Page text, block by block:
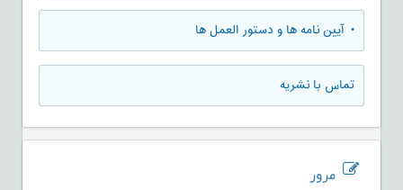
• آیین نامه ها و دستور العمل ها
تماس با نشریه
مرور